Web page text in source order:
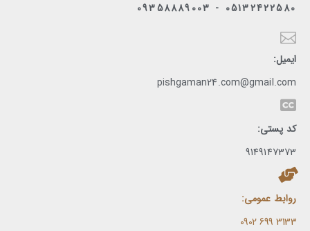
05132422580 - 09358889003
ایمیل:
pishgaman24.com@gmail.com
کد پستی:
9149147373
روابط عمومی:
3133 699 0902​